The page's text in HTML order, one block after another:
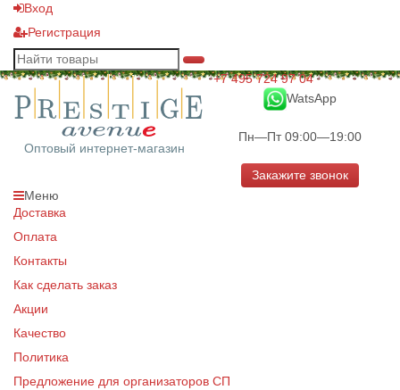
Вход
Регистрация
Оптовый интернет-магазин
+7 495 724 97 04
WatsApp
Пн—Пт 09:00—19:00
Закажите звонок
Меню
Доставка
Оплата
Контакты
Как сделать заказ
Акции
Качество
Политика
Предложение для организаторов СП